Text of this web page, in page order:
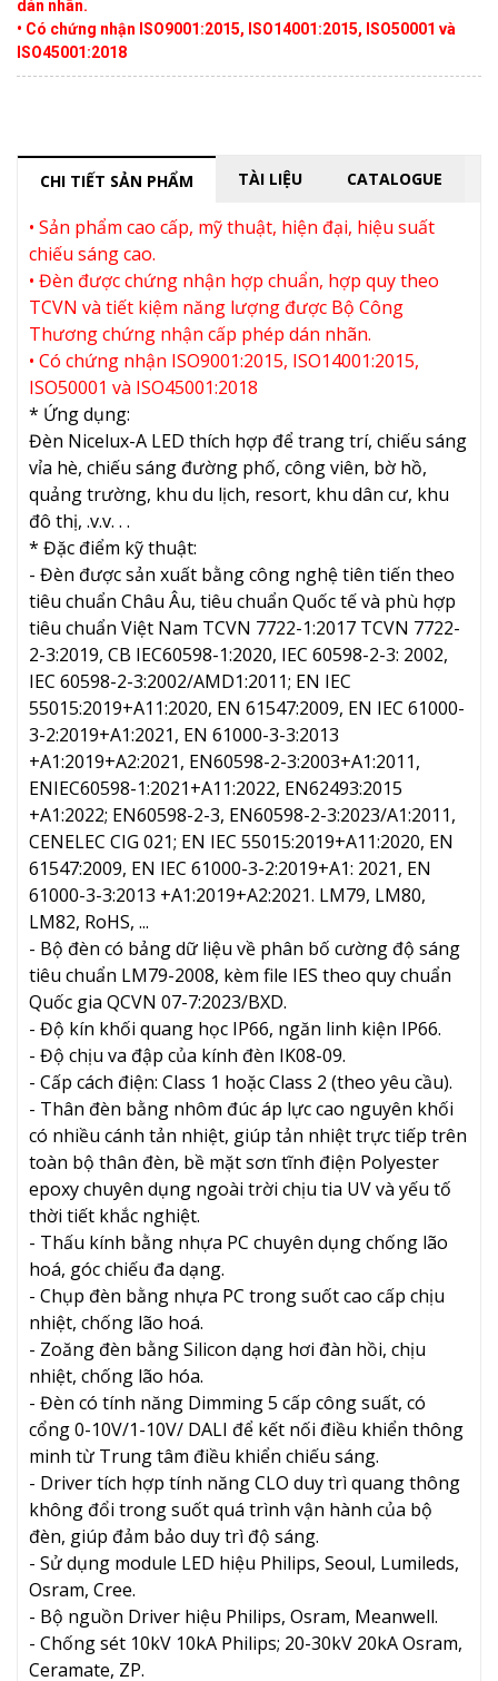
dán nhãn.
• Có chứng nhận ISO9001:2015, ISO14001:2015, ISO50001 và
ISO45001:2018
CHI TIẾT SẢN PHẨM TÀI LIỆU CATALOGUE
• Sản phẩm cao cấp, mỹ thuật, hiện đại, hiệu suất
chiếu sáng cao.
• Đèn được chứng nhận hợp chuẩn, hợp quy theo
TCVN và tiết kiệm năng lượng được Bộ Công
Thương chứng nhận cấp phép dán nhãn.
• Có chứng nhận ISO9001:2015, ISO14001:2015,
ISO50001 và ISO45001:2018
* Ứng dụng:
Đèn Nicelux-A LED thích hợp để trang trí, chiếu sáng
vỉa hè, chiếu sáng đường phố, công viên, bờ hồ,
quảng trường, khu du lịch, resort, khu dân cư, khu
đô thị, .v.v. . .
* Đặc điểm kỹ thuật:
- Đèn được sản xuất bằng công nghệ tiên tiến theo
tiêu chuẩn Châu Âu, tiêu chuẩn Quốc tế và phù hợp
tiêu chuẩn Việt Nam TCVN 7722-1:2017 TCVN 7722-
2-3:2019, CB IEC60598-1:2020, IEC 60598-2-3: 2002,
IEC 60598-2-3:2002/AMD1:2011; EN IEC
55015:2019+A11:2020, EN 61547:2009, EN IEC 61000-
3-2:2019+A1:2021, EN 61000-3-3:2013
+A1:2019+A2:2021, EN60598-2-3:2003+A1:2011,
ENIEC60598-1:2021+A11:2022, EN62493:2015
+A1:2022; EN60598-2-3, EN60598-2-3:2023/A1:2011,
CENELEC CIG 021; EN IEC 55015:2019+A11:2020, EN
61547:2009, EN IEC 61000-3-2:2019+A1: 2021, EN
61000-3-3:2013 +A1:2019+A2:2021. LM79, LM80,
LM82, RoHS, ...
- Bộ đèn có bảng dữ liệu về phân bố cường độ sáng
tiêu chuẩn LM79-2008, kèm file IES theo quy chuẩn
Quốc gia QCVN 07-7:2023/BXD.
- Độ kín khối quang học IP66, ngăn linh kiện IP66.
- Độ chịu va đập của kính đèn IK08-09.
- Cấp cách điện: Class 1 hoặc Class 2 (theo yêu cầu).
- Thân đèn bằng nhôm đúc áp lực cao nguyên khối
có nhiều cánh tản nhiệt, giúp tản nhiệt trực tiếp trên
toàn bộ thân đèn, bề mặt sơn tĩnh điện Polyester
epoxy chuyên dụng ngoài trời chịu tia UV và yếu tố
thời tiết khắc nghiệt.
- Thấu kính bằng nhựa PC chuyên dụng chống lão
hoá, góc chiếu đa dạng.
- Chụp đèn bằng nhựa PC trong suốt cao cấp chịu
nhiệt, chống lão hoá.
- Zoăng đèn bằng Silicon dạng hơi đàn hồi, chịu
nhiệt, chống lão hóa.
- Đèn có tính năng Dimming 5 cấp công suất, có
cổng 0-10V/1-10V/ DALI để kết nối điều khiển thông
minh từ Trung tâm điều khiển chiếu sáng.
- Driver tích hợp tính năng CLO duy trì quang thông
không đổi trong suốt quá trình vận hành của bộ
đèn, giúp đảm bảo duy trì độ sáng.
- Sử dụng module LED hiệu Philips, Seoul, Lumileds,
Osram, Cree.
- Bộ nguồn Driver hiệu Philips, Osram, Meanwell.
- Chống sét 10kV 10kA Philips; 20-30kV 20kA Osram,
Ceramate, ZP.